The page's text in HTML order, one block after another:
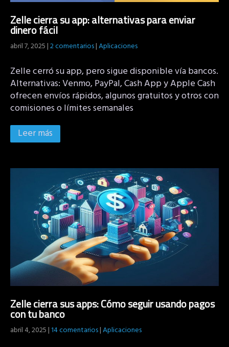
Zelle cierra su app: alternativas para enviar
dinero fácil
abril 7, 2025|2 comentarios|Aplicaciones
Zelle cerró su app, pero sigue disponible vía bancos.
Alternativas: Venmo, PayPal, Cash App y Apple Cash
ofrecen envíos rápidos, algunos gratuitos y otros con
comisiones o límites semanales
Leer más
Zelle cierra sus apps: Cómo seguir usando pagos
con tu banco
abril 4, 2025|14 comentarios|Aplicaciones